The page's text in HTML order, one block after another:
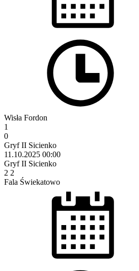
Wisła Fordon
1
0
Gryf II Sicienko
11.10.2025 00:00
Gryf II Sicienko
2 2
Fala Świekatowo